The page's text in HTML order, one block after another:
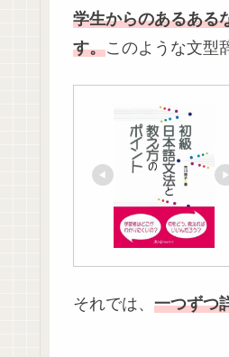
学生からのあるある
す。このような文型
それでは、 一つずつ